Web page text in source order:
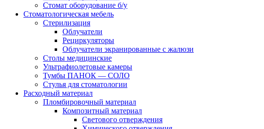
Стомат оборудование б/у
Стоматологическая мебель
Стерилизация
Облучатели
Рециркуляторы
Облучатели экранированные с жалюзи
Столы медицинские
Ультрафиолетовые камеры
Тумбы ПАНОК — СОЛО
Стулья для стоматологии
Расходный материал
Пломбировочный материал
Композитный материал
Светового отверждения